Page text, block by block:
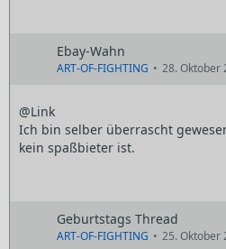
Ebay-Wahn
ART-OF-FIGHTING 28. Oktober
@Link
Ich bin selber überrascht
kein spaßbieter ist.
Geburtstags Thread
ART-OF-FIGHTING 25. Oktober